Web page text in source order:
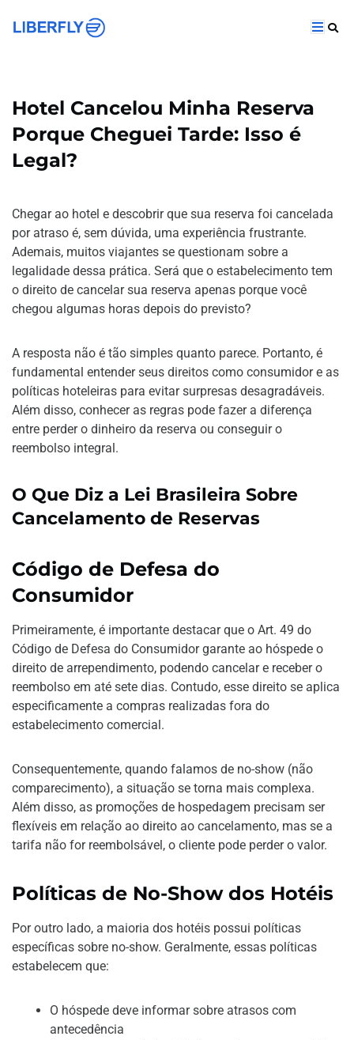
Hotel Cancelou Minha Reserva
Porque Cheguei Tarde: Isso é
Legal?
Chegar ao hotel e descobrir que sua reserva foi cancelada
por atraso é, sem dúvida, uma experiência frustrante.
Ademais, muitos viajantes se questionam sobre a
legalidade dessa prática. Será que o estabelecimento tem
o direito de cancelar sua reserva apenas porque você
chegou algumas horas depois do previsto?
A resposta não é tão simples quanto parece. Portanto, é
fundamental entender seus direitos como consumidor e as
políticas hoteleiras para evitar surpresas desagradáveis.
Além disso, conhecer as regras pode fazer a diferença
entre perder o dinheiro da reserva ou conseguir o
reembolso integral.
O Que Diz a Lei Brasileira Sobre
Cancelamento de Reservas
Código de Defesa do
Consumidor
Primeiramente, é importante destacar que o Art. 49 do
Código de Defesa do Consumidor garante ao hóspede o
direito de arrependimento, podendo cancelar e receber o
reembolso em até sete dias. Contudo, esse direito se aplica
especificamente a compras realizadas fora do
estabelecimento comercial.
Consequentemente, quando falamos de no-show (não
comparecimento), a situação se torna mais complexa.
Além disso, as promoções de hospedagem precisam ser
flexíveis em relação ao direito ao cancelamento, mas se a
tarifa não for reembolsável, o cliente pode perder o valor.
Políticas de No-Show dos Hotéis
Por outro lado, a maioria dos hotéis possui políticas
específicas sobre no-show. Geralmente, essas políticas
estabelecem que:
O hóspede deve informar sobre atrasos com
antecedência